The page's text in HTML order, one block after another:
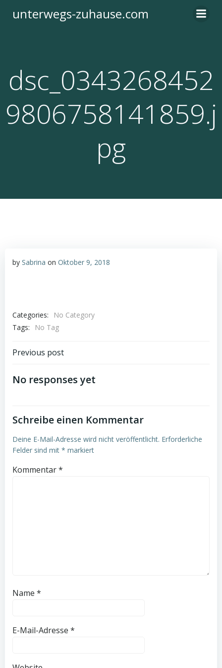
Inhalt
unterwegs-zuhause.com
dsc_0343268452
9806758141859.j
pg
by Sabrina on Oktober 9, 2018
Categories:
No Category
Tags:
No Tag
Post
navigation
Previous post
No responses yet
Schreibe einen Kommentar
Deine E-Mail-Adresse wird nicht veröffentlicht. Erforderliche
Felder sind mit * markiert
Kommentar*
Name *
E-Mail-Adresse *